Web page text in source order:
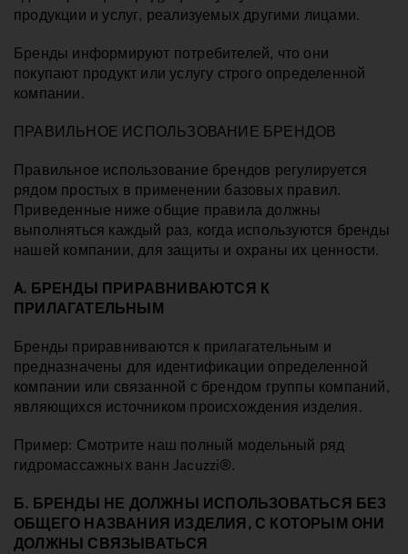
продукции и услуг, реализуемых другими лицами.
Бренды информируют потребителей, что они
покупают продукт или услугу строго определенной
компании.
ПРАВИЛЬНОЕ ИСПОЛЬЗОВАНИЕ БРЕНДОВ
Правильное использование брендов регулируется
рядом простых в применении базовых правил.
Приведенные ниже общие правила должны
выполняться каждый раз, когда используются бренды
нашей компании, для защиты и охраны их ценности.
A. БРЕНДЫ ПРИРАВНИВАЮТСЯ К
ПРИЛАГАТЕЛЬНЫМ
Бренды приравниваются к прилагательным и
предназначены для идентификации определенной
компании или связанной с брендом группы компаний,
являющихся источником происхождения изделия.
Пример: Смотрите наш полный модельный ряд
гидромассажных ванн Jacuzzi®.
Б. БРЕНДЫ НЕ ДОЛЖНЫ ИСПОЛЬЗОВАТЬСЯ БЕЗ
ОБЩЕГО НАЗВАНИЯ ИЗДЕЛИЯ, С КОТОРЫМ ОНИ
ДОЛЖНЫ СВЯЗЫВАТЬСЯ